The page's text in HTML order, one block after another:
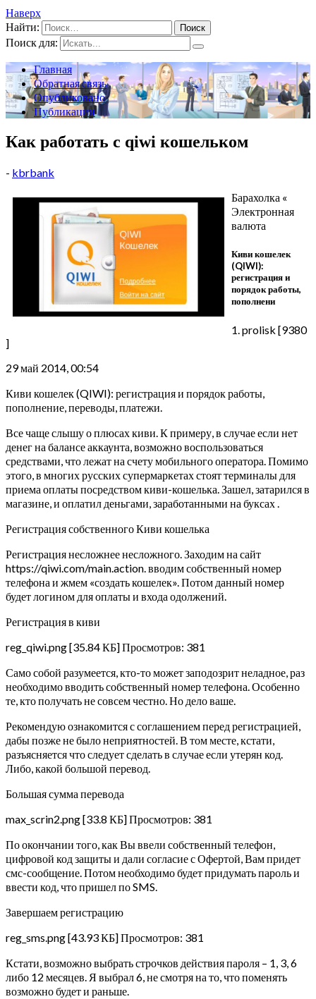
Наверх
Найти:
Поиск для:
Главная
Обратная связь
Опубликовано
Публикации
Как работать с qiwi кошельком
- kbrbank
Барахолка «
Электронная
валюта
Киви кошелек
(QIWI):
регистрация и
порядок работы,
пополнени
1. prolisk [9380
]
29 май 2014, 00:54
Киви кошелек (QIWI): регистрация и порядок работы,
пополнение, переводы, платежи.
Все чаще слышу о плюсах киви. К примеру, в случае если нет
денег на балансе аккаунта, возможно воспользоваться
средствами, что лежат на счету мобильного оператора. Помимо
этого, в многих русских супермаркетах стоят терминалы для
приема оплаты посредством киви-кошелька. Зашел, затарился в
магазине, и оплатил деньгами, заработанными на буксах .
Регистрация собственного Киви кошелька
Регистрация несложнее несложного. Заходим на сайт
https://qiwi.com/main.action. вводим собственный номер
телефона и жмем «создать кошелек». Потом данный номер
будет логином для оплаты и входа одолжений.
Регистрация в киви
reg_qiwi.png [35.84 КБ] Просмотров: 381
Само собой разумеется, кто-то может заподозрит неладное, раз
необходимо вводить собственный номер телефона. Особенно
те, кто получать не совсем честно. Но дело ваше.
Рекомендую ознакомится с соглашением перед регистрацией,
дабы позже не было неприятностей. В том месте, кстати,
разъясняется что следует сделать в случае если утерян код.
Либо, какой большой перевод.
Большая сумма перевода
max_scrin2.png [33.8 КБ] Просмотров: 381
По окончании того, как Вы ввели собственный телефон,
цифровой код защиты и дали согласие с Офертой, Вам придет
смс-сообщение. Потом необходимо будет придумать пароль и
ввести код, что пришел по SMS.
Завершаем регистрацию
reg_sms.png [43.93 КБ] Просмотров: 381
Кстати, возможно выбрать строчков действия пароля – 1, 3, 6
либо 12 месяцев. Я выбрал 6, не смотря на то, что поменять
возможно будет и раньше.